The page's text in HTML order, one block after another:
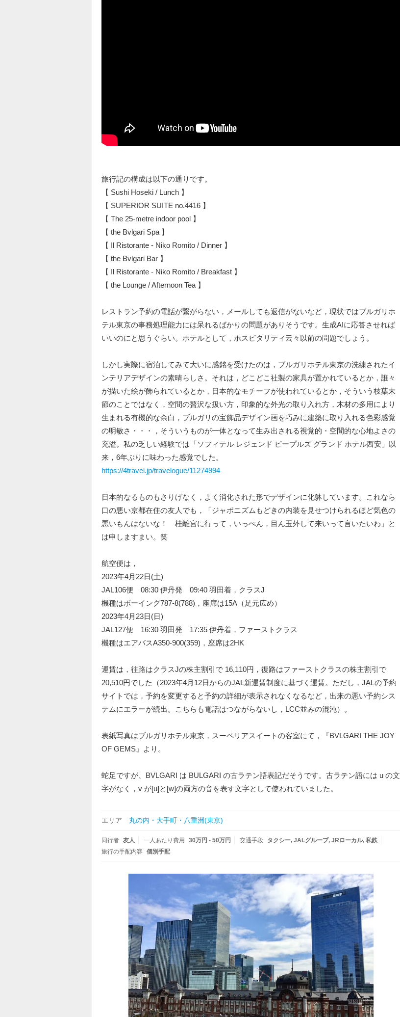
旅行記の構成は以下の通りです。
【 Sushi Hoseki / Lunch 】
【 SUPERIOR SUITE no.4416 】
【 The 25-metre indoor pool 】
【 the Bvlgari Spa 】
【 Il Ristorante - Niko Romito / Dinner 】
【 the Bvlgari Bar 】
【 Il Ristorante - Niko Romito / Breakfast 】
【 the Lounge / Afternoon Tea 】
レストラン予約の電話が繋がらない，メールしても返信がないなど，現状ではブルガリホ
テル東京の事務処理能力には呆れるばかりの問題がありそうです。生成AIに応答させれば
いいのにと思うぐらい。ホテルとして，ホスピタリティ云々以前の問題でしょう。
しかし実際に宿泊してみて大いに感銘を受けたのは，ブルガリホテル東京の洗練されたイ
ンテリアデザインの素晴らしさ。それは，どこどこ社製の家具が置かれているとか，誰々
が描いた絵が飾られているとか，日本的なモチーフが使われているとか，そういう枝葉末
節のことではなく，空間の贅沢な扱い方，印象的な外光の取り入れ方，木材の多用により
生まれる有機的な余白，ブルガリの宝飾品デザイン画を巧みに建築に取り入れる色彩感覚
の明敏さ・・・，そういうものが一体となって生み出される視覚的・空間的な心地よさの
充溢。私の乏しい経験では「ソフィテル レジェンド ピープルズ グランド ホテル西安」以
来，6年ぶりに味わった感覚でした。
https://4travel.jp/travelogue/11274994
日本的なるものもさりげなく，よく消化された形でデザインに化躰しています。これなら
口の悪い京都在住の友人でも，「ジャポニズムもどきの内装を見せつけられるほど気色の
悪いもんはないな！ 桂離宮に行って，いっぺん，目ん玉外して来いって言いたいわ」と
は申しますまい。笑
航空便は，
2023年4月22日(土)
JAL106便 08:30 伊丹発 09:40 羽田着，クラスJ
機種はボーイング787-8(788)，座席は15A（足元広め）
2023年4月23日(日)
JAL127便 16:30 羽田発 17:35 伊丹着，ファーストクラス
機種はエアバスA350-900(359)，座席は2HK
運賃は，往路はクラスJの株主割引で 16,110円，復路はファーストクラスの株主割引で
20,510円でした（2023年4月12日からのJAL新運賃制度に基づく運賃。ただし，JALの予約
サイトでは，予約を変更すると予約の詳細が表示されなくなるなど，出来の悪い予約シス
テムにエラーが続出。こちらも電話はつながらないし，LCC並みの混沌）。
表紙写真はブルガリホテル東京，スーペリアスイートの客室にて，『BVLGARI THE JOY
OF GEMS』より。
蛇足ですが、BVLGARI は BULGARI の古ラテン語表記だそうです。古ラテン語には u の文
字がなく，v が[u]と[w]の両方の音を表す文字として使われていました。
エリア 丸の内・大手町・八重洲(東京)
同行者 友人 一人あたり費用 30万円 - 50万円 交通手段 タクシー JALグループ JRローカル 私鉄
旅行の手配内容
個別手配